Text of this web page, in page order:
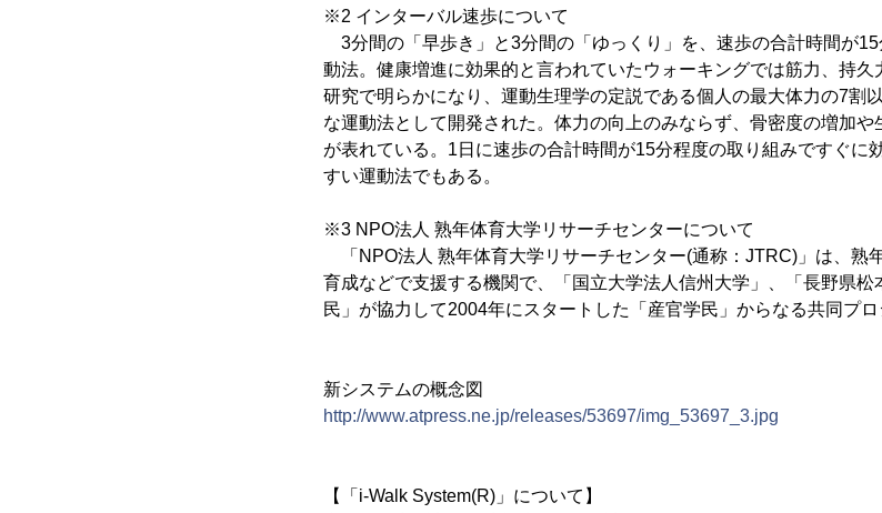
※2 インターバル速歩について
3分間の「早歩き」と3分間の「ゆっくり」を、速歩の合計時間が
動法。健康増進に効果的と言われていたウォーキングでは筋力、持
研究で明らかになり、運動生理学の定説である個人の最大体力の7割
な運動法として開発された。体力の向上のみならず、骨密度の増加
が表れている。1日に速歩の合計時間が15分程度の取り組みですぐに
すい運動法でもある。
※3 NPO法人 熟年体育大学リサーチセンターについて
「NPO法人 熟年体育大学リサーチセンター(通称：JTRC)」は、熟
育成などで支援する機関で、「国立大学法人信州大学」、「長野県
民」が協力して2004年にスタートした「産官学民」からなる共同プロ
新システムの概念図
http://www.atpress.ne.jp/releases/53697/img_53697_3.jpg
【「i-Walk System(R)」について】